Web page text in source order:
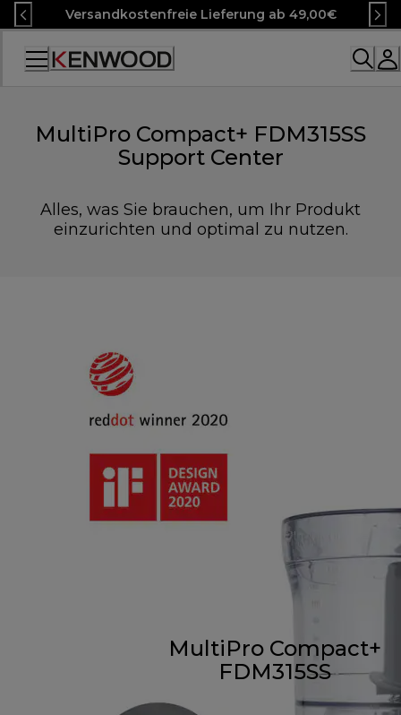
Skip
to
Content
Versandkostenfreie Lieferung ab 49,00€
Accessibility
MultiPro Compact+ FDM315SS
Support Center
Alles, was Sie brauchen, um Ihr Produkt
einzurichten und optimal zu nutzen.
MultiPro Compact+
FDM315SS